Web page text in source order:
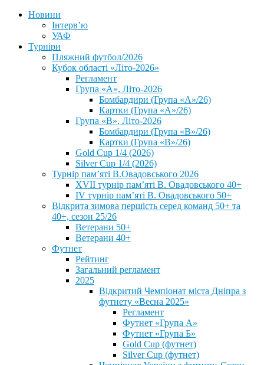
Новини
Інтерв’ю
УАФ
Турніри
Пляжний футбол/2026
Кубок області «Літо-2026»
Регламент
Група «А», Літо-2026
Бомбардири (Група «А»/26)
Картки (Група «А»/26)
Група «В», Літо-2026
Бомбардири (Група «В»/26)
Картки (Група «В»/26)
Gold Cup 1/4 (2026)
Silver Cup 1/4 (2026)
Турнір пам’яті В.Овадовського 2026
XVII турнір пам’яті В. Овадовського 40+
IV турнір пам’яті В. Овадовського 50+
Відкрита зимова першість серед команд 50+ та
40+, сезон 25/26
Ветерани 50+
Ветерани 40+
Футнет
Рейтинг
Загальний регламент
2025
Відкритий Чемпіонат міста Дніпра з
футнету «Весна 2025»
Регламент
Футнет «Група А»
Футнет «Група Б»
Gold Cup (футнет)
Silver Cup (футнет)